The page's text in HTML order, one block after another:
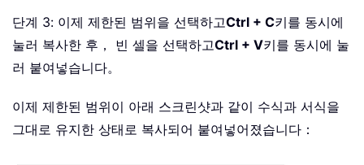
단계 3: 이제 제한된 범위을 선택하고Ctrl + C키를 동시에
눌러 복사한 후， 빈 셀을 선택하고Ctrl + V키를 동시에 눌
러 붙여넣습니다。
이제 제한된 범위이 아래 스크린샷과 같이 수식과 서식을
그대로 유지한 상태로 복사되어 붙여넣어졌습니다：